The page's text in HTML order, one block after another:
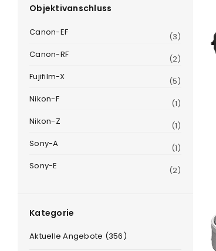
Objektivanschluss
Canon-EF
(3)
Canon-RF
(2)
Fujifilm-X
(5)
Nikon-F
(1)
Nikon-Z
(1)
Sony-A
(1)
Sony-E
(2)
Kategorie
Aktuelle Angebote (356)